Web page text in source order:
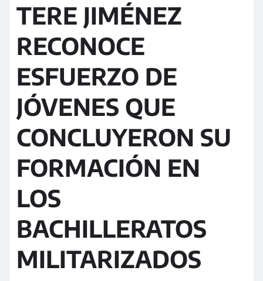
TERE JIMÉNEZ
RECONOCE
ESFUERZO DE
JÓVENES QUE
CONCLUYERON SU
FORMACIÓN EN
LOS
BACHILLERATOS
MILITARIZADOS